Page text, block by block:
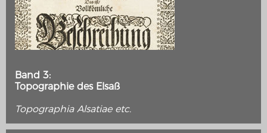
Imprint
Wissenswert
Band 3:
Topographie des Elsaß
Topographia Alsatiae etc.